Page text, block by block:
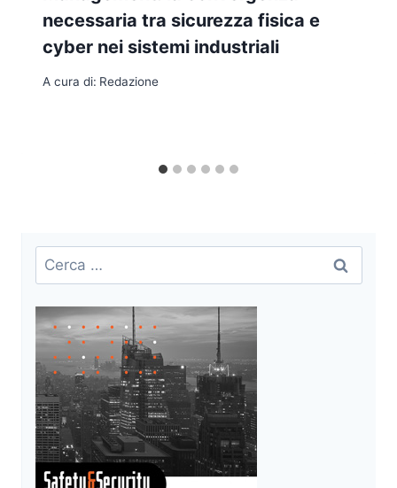
necessaria tra sicurezza fisica e
cyber nei sistemi industriali
A cura di: Redazione
Ricerca
per: